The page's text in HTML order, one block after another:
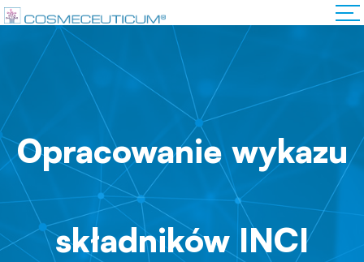
Opracowanie wykazu
składników INCI